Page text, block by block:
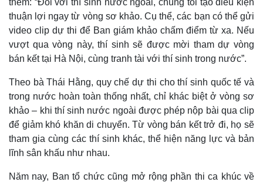
thuận lợi ngay từ vòng sơ khảo. Cụ thể, các bạn có thể gửi
video clip dự thi để Ban giám khảo chấm điểm từ xa. Nếu
vượt qua vòng này, thí sinh sẽ được mời tham dự vòng
bán kết tại Hà Nội, cùng tranh tài với thí sinh trong nước”.
Theo bà Thái Hằng, quy chế dự thi cho thí sinh quốc tế và
trong nước hoàn toàn thống nhất, chỉ khác biệt ở vòng sơ
khảo – khi thí sinh nước ngoài được phép nộp bài qua clip
để giảm khó khăn di chuyển. Từ vòng bán kết trở đi, họ sẽ
tham gia cùng các thí sinh khác, thể hiện năng lực và bản
lĩnh sân khấu như nhau.
Năm nay, Ban tổ chức cũng mở rộng phần thi ca khúc về